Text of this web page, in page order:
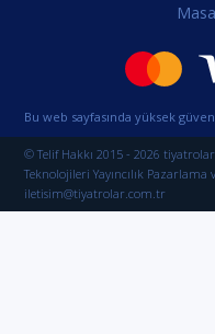
Bu web sayfasında yüksek
© Telif Hakkı 2015 - 2026
Teknolojileri Yayıncılık Pazarlama
iletisim@tiyatrolar.com.tr